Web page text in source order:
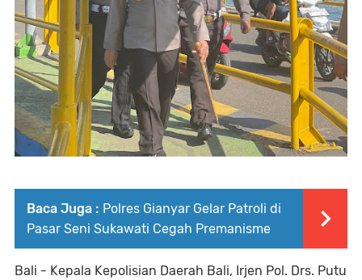
Baca Juga : Polres Gianyar Gelar Patroli di
Pasar Seni Sukawati Cegah Premanisme
Bali - Kepala Kepolisian Daerah Bali, Irjen Pol. Drs. Putu